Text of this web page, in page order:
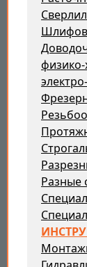
физико-
Разные